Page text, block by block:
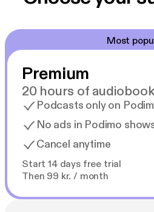
hormona fundamental, la
Un libro que te impulsa a
inspiran, te apoyan y con ello
inmune.
Most
Premium
20 hours of
Podcasts only on
No ads in Podimo
Cancel anytime
Start 14 days free trial
Then 99 kr. / month